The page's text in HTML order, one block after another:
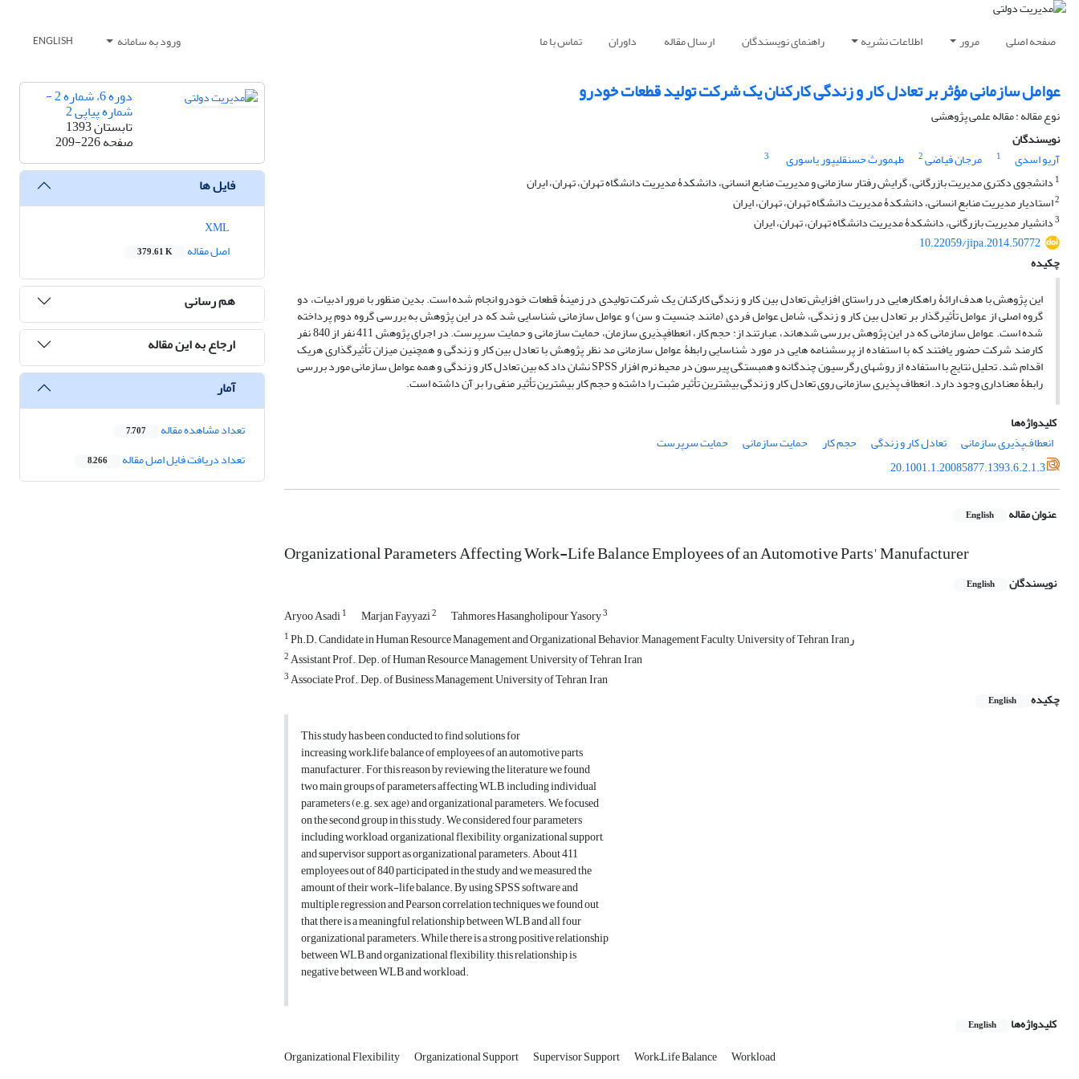
صفحه اصلی مرور اطلاعات نشریه راهنمای نویسندگان ارسال مقاله داوران تماس با ما ورود به سامانه ENGLISH
عوامل سازمانی مؤثر بر تعادل کار و زندگی کارکنان یک شرکت تولید قطعات خودرو
نوع مقاله : مقاله علمی پژوهشی
نویسندگان
آریو اسدی
1 مرجان فیاضی2 طهمورث حسنقلی‎پور یاسوری
3
1 دانشجوی دکتری مدیریت بازرگانی، گرایش رفتار سازمانی و مدیریت منابع انسانی، دانشکدۀ مدیریت دانشگاه تهران، تهران، ایران
2استادیار مدیریت منابع انسانی، دانشکدۀ مدیریت دانشگاه تهران، تهران، ایران
3دانشیار مدیریت بازرگانی، دانشکدۀ مدیریت دانشگاه تهران، تهران، ایران
10.22059/jipa.2014.50772
چکیده
این پژوهش با هدف ارائۀ راهکارهایی در راستای افزایش تعادل بین کار و زندگی کارکنان یک شرکت تولیدی در زمینۀ قطعات خودرو انجام شده است. بدین منظور با مرور ادبیات، دو
گروه اصلی از عوامل تأثیرگذار بر تعادل بین کار و زندگی، شامل عوامل فردی (مانند جنسیت و سن) و عوامل سازمانی شناسایی شد که در این پژوهش به بررسی گروه دوم پرداخته
شده است. عوامل سازمانی که در این پژوهش بررسی شده‎اند، عبارتند از: حجم کار، انعطاف­پذیری سازمان، حمایت سازمانی و حمایت سرپرست. در اجرای پژوهش 411 نفر از 840 نفر
کارمند شرکت حضور یافتند که با استفاده از پرسشنامه ­هایی در مورد شناسایی رابطۀ عوامل سازمانی مد نظر پژوهش با تعادل بین کار و زندگی و همچنین میزان تأثیرگذاری هریک
اقدام شد. تحلیل نتایج با استفاده از روش­های رگرسیون چندگانه و همبستگی پیرسون در محیط نرم ­افزار SPSS نشان داد که بین تعادل کار و زندگی و همه عوامل سازمانی مورد بررسی
رابطۀ معناداری وجود دارد. انعطاف­ پذیری سازمانی روی تعادل کار و زندگی بیشترین تأثیر مثبت را داشته و حجم کار بیشترین تأثیر منفی را بر آن داشته است.
کلیدواژه‌ها
انعطاف‌پذیری سازمانی
تعادل کار و زندگی حجم کار حمایت سازمانی
حمایت سرپرست
20.1001.1.20085877.1393.6.2.1.3
عنوان مقاله English
Organizational Parameters Affecting Work-Life Balance Employees of an Automotive Parts' Manufacturer
نویسندگان English
Aryoo Asadi1 Marjan Fayyazi2 Tahmores Hasangholipour Yasory3
1
Ph.D. Candidate in Human Resource Management and Organizational Behavior, Management Faculty, University of Tehran, Iranر
2Assistant Prof., Dep. of Human Resource Management, University of Tehran, Iran
3Associate Prof., Dep. of Business Management, University of Tehran, Iran
چکیده
English
This study has been conducted to find solutions for
increasing work–life balance of employees of an automotive parts
manufacturer. For this reason by reviewing the literature we found
two main groups of parameters affecting WLB, including individual
parameters (e.g. sex, age) and organizational parameters. We focused
on the second group in this study. We considered four parameters
including workload, organizational flexibility, organizational support,
and supervisor support as organizational parameters. About 411
employees out of 840 participated in the study and we measured the
amount of their work-life balance. By using SPSS software and
multiple regression and Pearson correlation techniques we found out
that there is a meaningful relationship between WLB and all four
organizational parameters. While there is a strong positive relationship
between WLB and organizational flexibility, this relationship is
negative between WLB and workload.
کلیدواژه‌ها English
Organizational Flexibility Organizational Support Supervisor Support Work–Life Balance Workload
دوره 6، شماره 2 -
شماره پیاپی 2
تابستان 1393
صفحه209-226
فایل ها
اصل مقاله
379.61 K
هم رسانی
ارجاع به این مقاله
آمار
تعداد مشاهده مقاله 7,707
تعداد دریافت فایل اصل مقاله 8,266